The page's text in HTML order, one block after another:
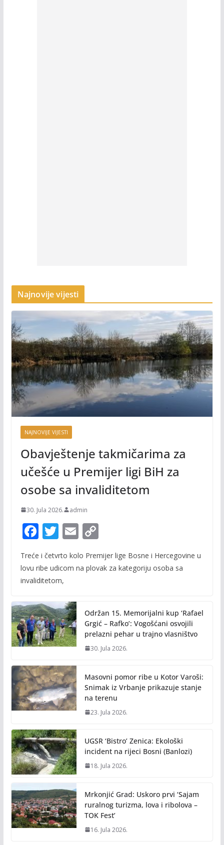
Najnovije vijesti
NAJNOVIJE VIJESTI
Obavještenje takmičarima za
učešće u Premijer ligi BiH za
osobe sa invaliditetom
30. Jula 2026. admin
F
ac
e
b
o
k
T
w
itt
er
E
m
ai
C
p
n
k
Treće i četvrto kolo Premijer lige Bosne i Hercegovine u
lovu ribe udicom na plovak za kategoriju osoba sa
invaliditetom,
Održan 15. Memorijalni kup ‘Rafael
Grgić – Rafko’: Vogošćani osvojili
prelazni pehar u trajno vlasništvo
30. Jula 2026.
Masovni pomor ribe u Kotor Varoši:
Snimak iz Vrbanje prikazuje stanje
na terenu
23. Jula 2026.
UGSR ‘Bistro’ Zenica: Ekološki
incident na rijeci Bosni (Banlozi)
18. Jula 2026.
Mrkonjić Grad: Uskoro prvi ‘Sajam
ruralnog turizma, lova i ribolova –
TOK Fest’
16. Jula 2026.